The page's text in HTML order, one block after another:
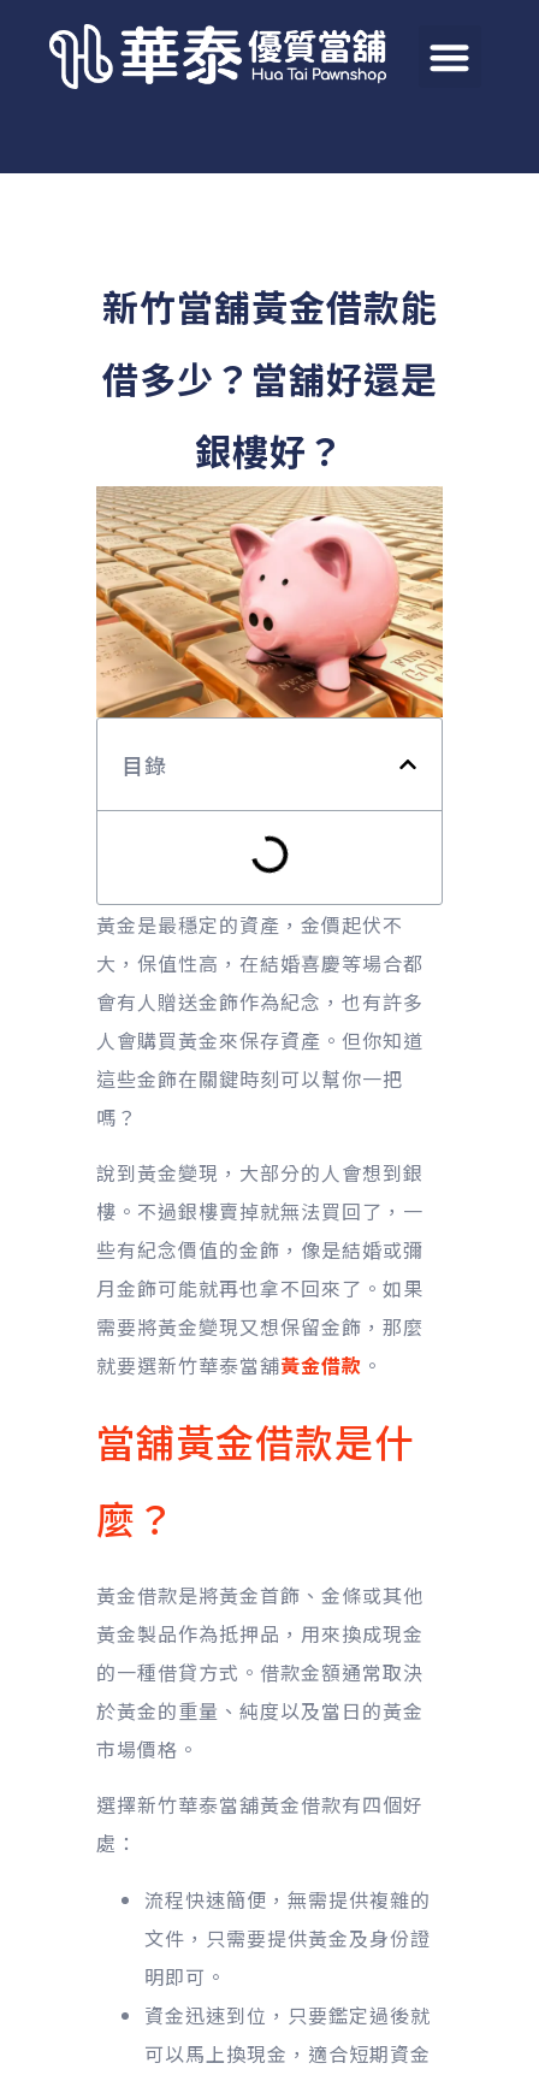
新竹當舖黃金借款能
借多少？當舖好還是
銀樓好？
目錄
黃金是最穩定的資產，金價起伏不
大，保值性高，在結婚喜慶等場合都
會有人贈送金飾作為紀念，也有許多
人會購買黃金來保存資產。但你知道
這些金飾在關鍵時刻可以幫你一把
嗎？
說到黃金變現，大部分的人會想到銀
樓。不過銀樓賣掉就無法買回了，一
些有紀念價值的金飾，像是結婚或彌
月金飾可能就再也拿不回來了。如果
需要將黃金變現又想保留金飾，那麼
就要選新竹華泰當舖黃金借款 。
當舖黃金借款是什
麼？
黃金借款是將黃金首飾、金條或其他
黃金製品作為抵押品，用來換成現金
的一種借貸方式。借款金額通常取決
於黃金的重量、純度以及當日的黃金
市場價格。
選擇新竹華泰當舖黃金借款有四個好
處：
流程快速簡便，無需提供複雜的
文件，只需要提供黃金及身份證
明即可。
資金迅速到位，只要鑑定過後就
可以馬上換現金，適合短期資金